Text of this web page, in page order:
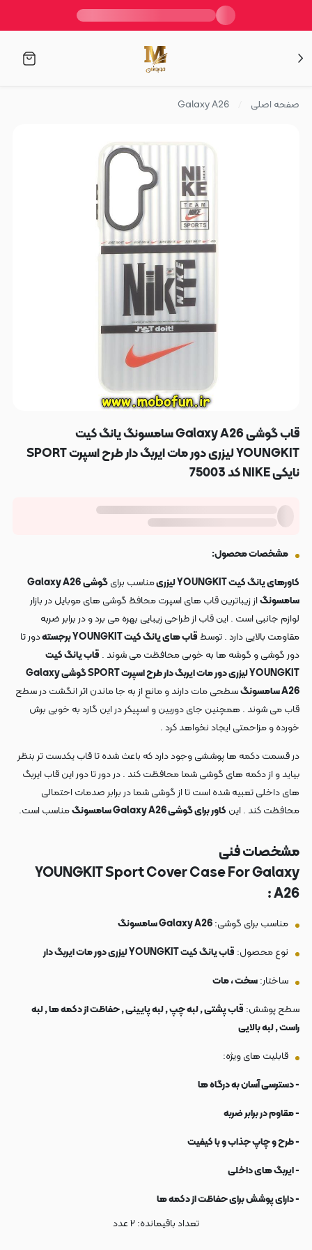
صفحه اصلی Galaxy A26
قاب گوشی Galaxy A26 سامسونگ یانگ کیت
YOUNGKIT لیزری دور مات ایربگ دار طرح اسپرت SPORT
نایکی NIKE کد 75003
مشخصات محصول:
کاورهای یانگ کیت YOUNGKIT لیزری
مناسب برایگوشیGalaxy A26
سامسونگاز زیباترین قاب های اسپرت محافظ گوشی های موبایل در بازار
لوازم جانبی است . این قاب از طراحی زیبایی بهره می برد و در برابر ضربه
مقاومت بالایی دارد . توسطقاب های یانگ کیت YOUNGKIT برجسته
دور تا
دور گوشی و گوشه ها به خوبی محافظت می شوند . قاب یانگ کیت
YOUNGKIT لیزری دور مات ایربگ دار طرح اسپرت SPORT گوشی Galaxy
A26 سامسونگ
سطحی مات دارند و مانع از به جا ماندن اثر انگشت در سطح
قاب می شوند . همچنین جای دوربین و اسپیکر در این گارد به خوبی برش
خورده و مزاحمتی ایجاد نخواهد کرد .
در قسمت دکمه ها پوششی وجود دارد که باعث شده تا قاب یکدست تر بنظر
بیاید و از دکمه های گوشی شما محافظت کند . در دور تا دور این قاب ایربگ
های داخلی تعبیه شده است تا از گوشی شما در برابر صدمات احتمالی
محافظت کند . این کاور برای گوشی Galaxy A26 سامسونگ مناسب است.
مشخصات فنی
YOUNGKIT Sport Cover Case For Galaxy
A26 :
مناسب برای گوشی:Galaxy A26 سامسونگ
نوع محصول: قاب یانگ کیت YOUNGKIT لیزری دور مات ایربگ دار
ساختار:سخت ، مات
سطح پوشش: قاب پشتی , لبه چپ , لبه پایینی , حفاظت از دکمه ها , لبه
راست , لبه بالایی
قابلیت های ویژه:
- دسترسی آسان به درگاه ها
- مقاوم در برابر ضربه
- طرح و چاپ جذاب و با کیفیت
- ایربگ های داخلی
- دارای پوشش برای حفاظت از دکمه ها
تعداد باقیمانده:۲عدد